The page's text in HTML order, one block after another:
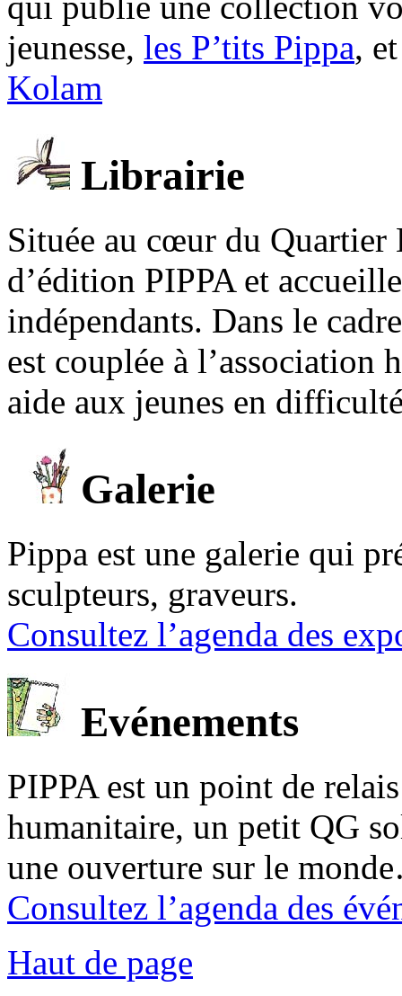
jeunesse, les P’tits Pippa,
Kolam
Librairie
Située au cœur du Quartier
d’édition PIPPA et
indépendants. Dans le
est couplée à l’association
aide aux jeunes en
Galerie
Pippa est une galerie qui
sculpteurs, graveurs.
Consultez l’agenda des
Evénements
PIPPA est un point de
humanitaire, un petit QG
une ouverture sur le
Consultez l’agenda des
Haut de page